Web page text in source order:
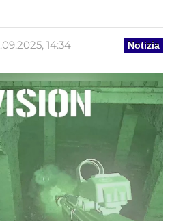
Notizia
14:34